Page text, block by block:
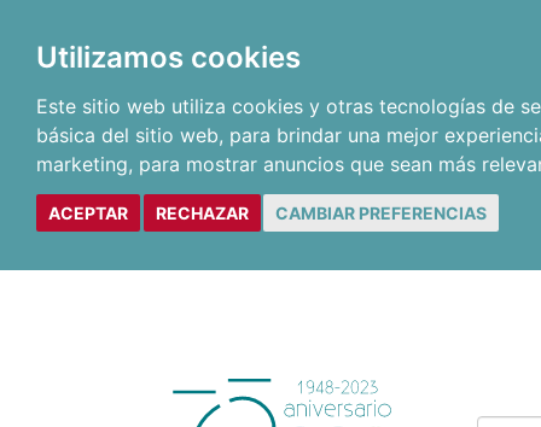
Utilizamos cookies
Este sitio web utiliza cookies y otras tecnologías de
básica del sitio web, para brindar una mejor
marketing, para mostrar anuncios que sean más
ACEPTAR RECHAZAR CAMBIAR PREFERENCIAS